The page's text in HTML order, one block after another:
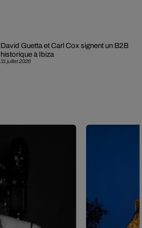
31 juillet 2026
David Guetta et Carl Cox signent un B2B
historique à Ibiza